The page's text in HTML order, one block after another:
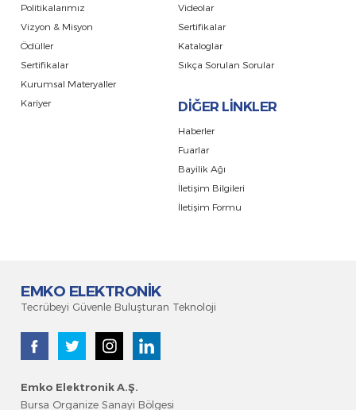
Politikalarımız
Vizyon & Misyon
Ödüller
Sertifikalar
Kurumsal Materyaller
Kariyer
Videolar
Sertifikalar
Kataloglar
Sıkça Sorulan Sorular
DİĞER LİNKLER
Haberler
Fuarlar
Bayilik Ağı
İletişim Bilgileri
İletişim Formu
EMKO ELEKTRONİK
Tecrübeyi Güvenle Buluşturan Teknoloji
Emko Elektronik A.Ş.
Bursa Organize Sanayi Bölgesi